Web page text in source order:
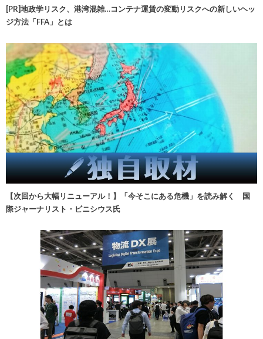
[PR]地政学リスク、港湾混雑…コンテナ運賃の変動リスクへの新しいヘッ
ジ方法「FFA」とは
【次回から大幅リニューアル！】「今そこにある危機」を読み解く 国
際ジャーナリスト・ビニシウス氏